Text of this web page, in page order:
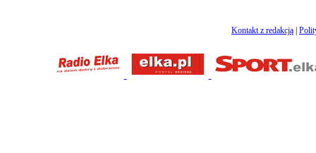
Kontakt z redakcją